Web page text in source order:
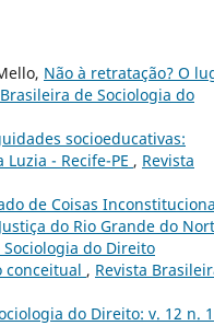
Não à retratação? O
de Sociologia do
socioeducativas:
- Recife-PE , Revista
de Coisas
do Rio Grande do
do Direito
conceitual , Revista
do Direito: v. 12 n. 1